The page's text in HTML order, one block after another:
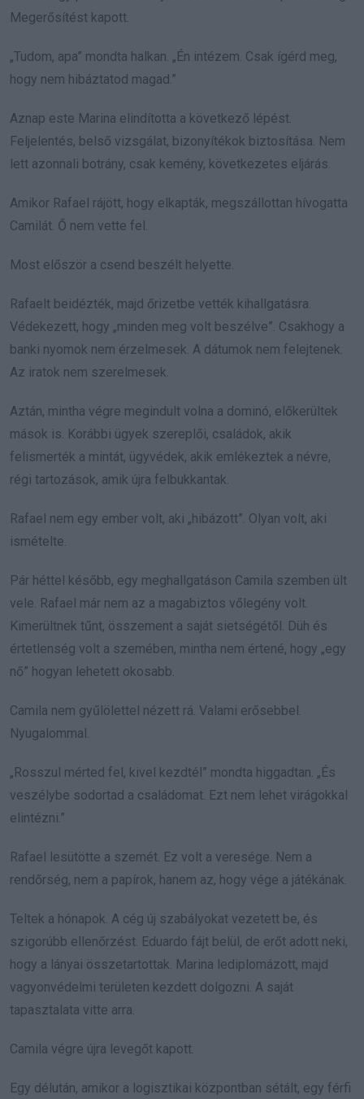
Megerősítést kapott.
„Tudom, apa” mondta halkan. „Én intézem. Csak ígérd meg,
hogy nem hibáztatod magad.”
Aznap este Marina elindította a következő lépést.
Feljelentés, belső vizsgálat, bizonyítékok biztosítása. Nem
lett azonnali botrány, csak kemény, következetes eljárás.
Amikor Rafael rájött, hogy elkapták, megszállottan hívogatta
Camilát. Ő nem vette fel.
Most először a csend beszélt helyette.
Rafaelt beidézték, majd őrizetbe vették kihallgatásra.
Védekezett, hogy „minden meg volt beszélve”. Csakhogy a
banki nyomok nem érzelmesek. A dátumok nem felejtenek.
Az iratok nem szerelmesek.
Aztán, mintha végre megindult volna a dominó, előkerültek
mások is. Korábbi ügyek szereplői, családok, akik
felismerték a mintát, ügyvédek, akik emlékeztek a névre,
régi tartozások, amik újra felbukkantak.
Rafael nem egy ember volt, aki „hibázott”. Olyan volt, aki
ismételte.
Pár héttel később, egy meghallgatáson Camila szemben ült
vele. Rafael már nem az a magabiztos vőlegény volt.
Kimerültnek tűnt, összement a saját sietségétől. Düh és
értetlenség volt a szemében, mintha nem értené, hogy „egy
nő” hogyan lehetett okosabb.
Camila nem gyűlölettel nézett rá. Valami erősebbel.
Nyugalommal.
„Rosszul mérted fel, kivel kezdtél” mondta higgadtan. „És
veszélybe sodortad a családomat. Ezt nem lehet virágokkal
elintézni.”
Rafael lesütötte a szemét. Ez volt a veresége. Nem a
rendőrség, nem a papírok, hanem az, hogy vége a játékának.
Teltek a hónapok. A cég új szabályokat vezetett be, és
szigorúbb ellenőrzést. Eduardo fájt belül, de erőt adott neki,
hogy a lányai összetartottak. Marina lediplomázott, majd
vagyonvédelmi területen kezdett dolgozni. A saját
tapasztalata vitte arra.
Camila végre újra levegőt kapott.
Egy délután, amikor a logisztikai központban sétált, egy férfi